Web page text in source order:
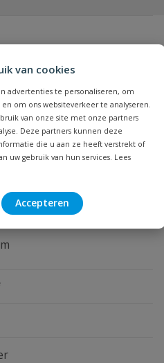
van cookies
advertenties te personaliseren, om
om ons websiteverkeer te analyseren.
van onze site met onze partners
Deze partners kunnen deze
die u aan ze heeft verstrekt of
uw gebruik van hun services. Lees
Accepteren